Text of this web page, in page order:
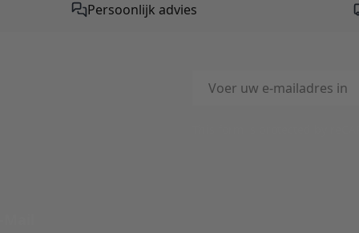
Persoonlijk advies
E-mailadres